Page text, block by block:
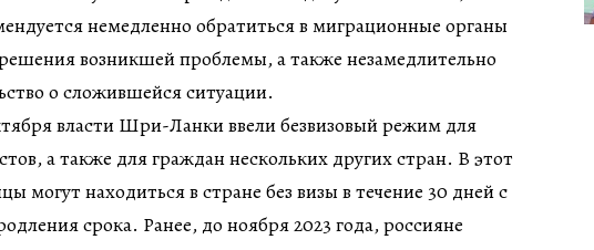
немедленно обратиться в миграционные органы
возникшей проблемы, а также незамедлительно
о сложившейся ситуации.
власти Шри-Ланки ввели безвизовый режим для
а также для граждан нескольких других стран. В этот
могут находиться в стране без визы в течение 30 дней с
срока. Ранее, до ноября 2023 года, россияне